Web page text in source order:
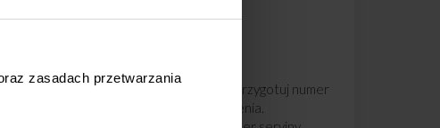
zasadach przetwarzania
8:00 - 17:00
Aby usprawnić obsługę przygotuj numer
seryjny swojego urządzenia.